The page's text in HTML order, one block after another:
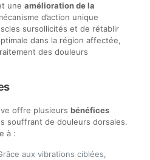
une amélioration de la
d’action unique
sursollicités et de rétablir
dans la région affectée,
des douleurs
offre plusieurs bénéfices
souffrant de douleurs dorsales.
à :
aux vibrations ciblées,